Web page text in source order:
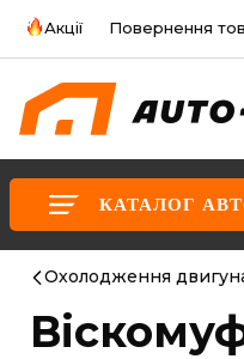
Акції Повернення
КАТАЛОГ
Охолодження